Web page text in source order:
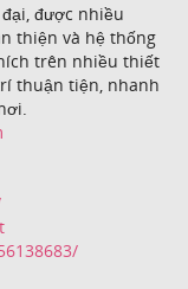
được nhiều
thiện và hệ thống
trên nhiều thiết
thuận tiện, nhanh